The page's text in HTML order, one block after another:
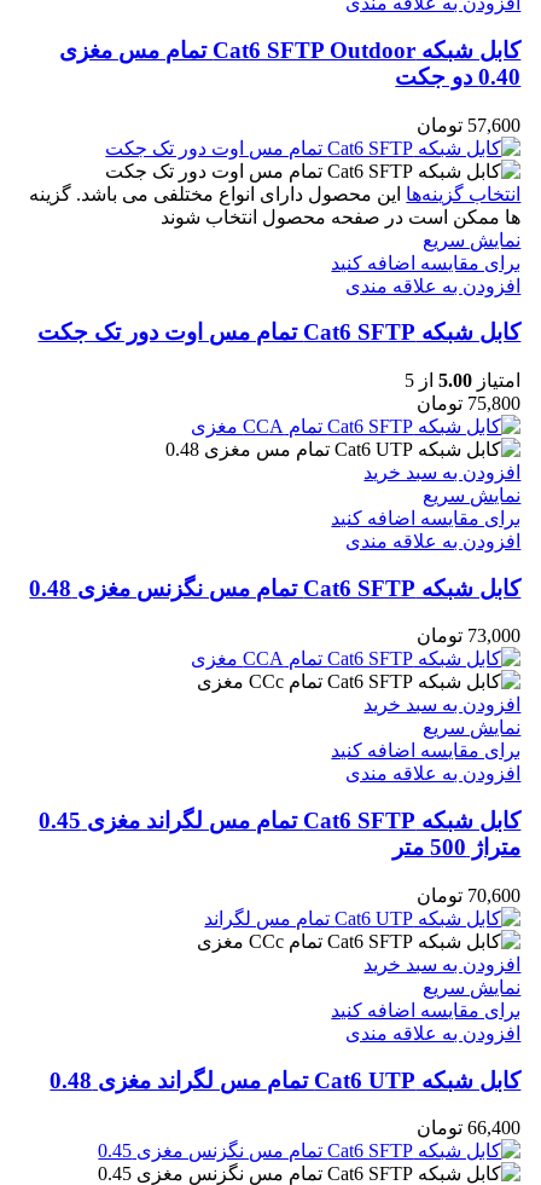
کابل شبکه Cat6 SFTP Outdoor تمام مس مغزی
0.40 دو جکت
57,600 تومان
انتخاب گزینه‌ها این محصول دارای انواع مختلفی می باشد. گزینه
ها ممکن است در صفحه محصول انتخاب شوند
نمایش سریع
برای مقایسه اضافه کنید
افزودن به علاقه مندی
کابل شبکه Cat6 SFTP تمام مس اوت دور تک جکت
امتیاز 5.00از 5
75,800 تومان
افزودن به سبد خرید
نمایش سریع
برای مقایسه اضافه کنید
افزودن به علاقه مندی
کابل شبکه Cat6 SFTP تمام مس نگزنس مغزی 0.48
73,000 تومان
افزودن به سبد خرید
نمایش سریع
برای مقایسه اضافه کنید
افزودن به علاقه مندی
کابل شبکه Cat6 SFTP تمام مس لگراند مغزی 0.45
متراژ 500 متر
70,600 تومان
افزودن به سبد خرید
نمایش سریع
برای مقایسه اضافه کنید
افزودن به علاقه مندی
کابل شبکه Cat6 UTP تمام مس لگراند مغزی 0.48
66,400 تومان